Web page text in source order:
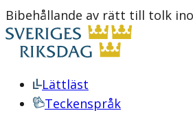
Bibehållande av rätt till tolk
Lättläst
Teckenspråk